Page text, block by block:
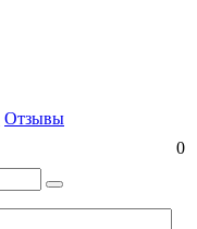
Отзывы
0